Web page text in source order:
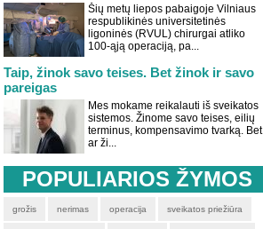
Šių metų liepos pabaigoje Vilniaus
respublikinės universitetinės
ligoninės (RVUL) chirurgai atliko
100-ąją operaciją, pa...
Taip, žinok savo teises. Bet žinok ir savo
pareigas
Mes mokame reikalauti iš sveikatos
sistemos. Žinome savo teises, eilių
terminus, kompensavimo tvarką. Bet
ar ži...
POPULIARIOS ŽYMOS
grožis nerimas operacija sveikatos priežiūra